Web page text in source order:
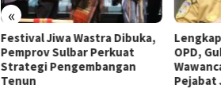
«
Lengkapi Struktur Pimpinan
OPD, Gubernur Sulbar
Wawancara Job Fit 16
Pejabat JPT Pratama
Awali
Doa,
Tinggali